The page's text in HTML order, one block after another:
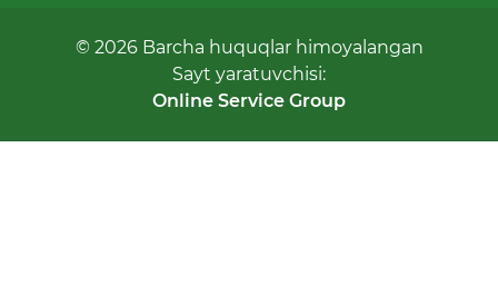
© 2026 Barcha huquqlar himoyalangan
Sayt yaratuvchisi:
Online Service Group